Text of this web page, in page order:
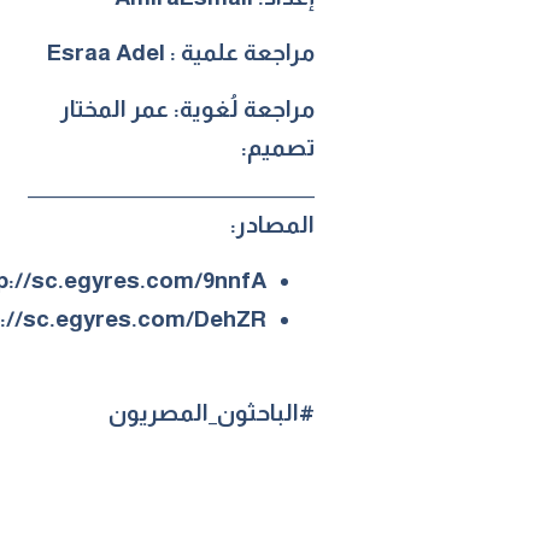
مراجعة علمية : Esraa Adel
مراجعة لُغوية: عمر المختار
تصميم:
المصادر:
sc.egyres.com/9nnfA
sc.egyres.com/DehZR
#الباحثون_المصريون